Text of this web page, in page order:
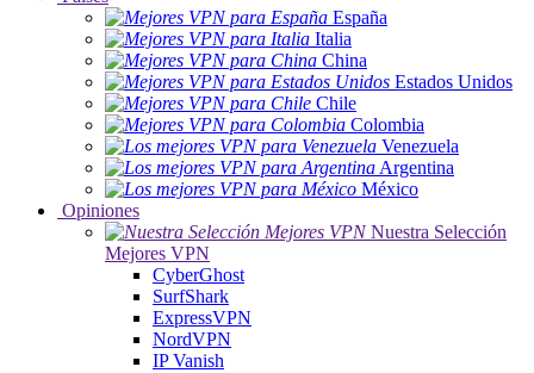
España
Italia
China
Estados Unidos
Chile
Colombia
Venezuela
Argentina
México
Opiniones
Nuestra Selección
Mejores VPN
CyberGhost
SurfShark
ExpressVPN
NordVPN
IP Vanish